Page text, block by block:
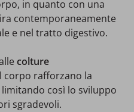
in quanto con una
contemporaneamente
e nel tratto digestivo.
colture
corpo rafforzano la
così lo sviluppo
sgradevoli.